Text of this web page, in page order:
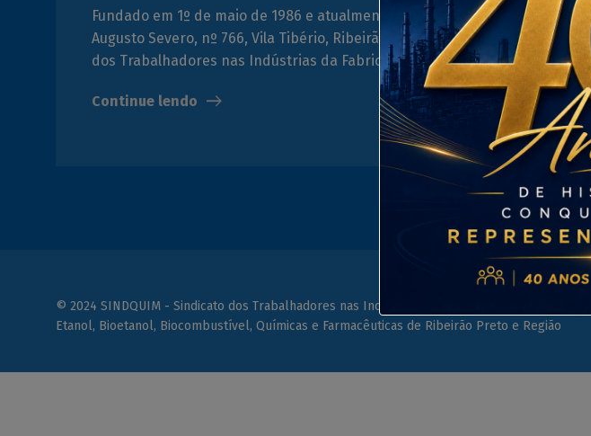
Fundado em 1º de maio de 1986 e atualmente situado na Rua
Augusto Severo, nº 766, Vila Tibério, Ribeirão Preto-SP, o Sindicato
dos Trabalhadores nas Indústrias da Fabricação…
Continue lendo
© 2024 SINDQUIM - Sindicato dos Trabalhadores nas Indústrias da Fabricação do Álcool,
Etanol, Bioetanol, Biocombustível, Químicas e Farmacêuticas de Ribeirão Preto e Região